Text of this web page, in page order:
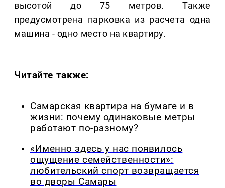
высотой до 75 метров. Также
предусмотрена парковка из расчета одна
машина - одно место на квартиру.
Читайте также:
Самарская квартира на бумаге и в
жизни: почему одинаковые метры
работают по-разному?
«Именно здесь у нас появилось
ощущение семейственности»:
любительский спорт возвращается
во дворы Самары